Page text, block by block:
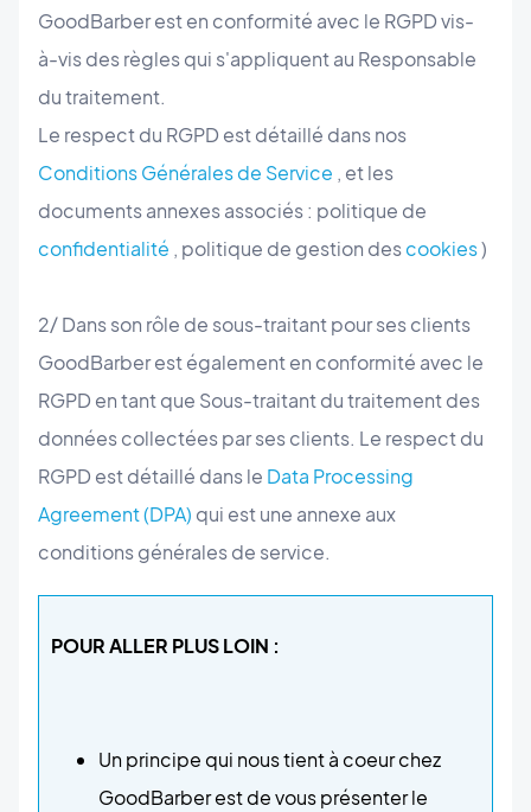
GoodBarber est en conformité avec le RGPD vis-
à-vis des règles qui s'appliquent au Responsable
du traitement.
Le respect du RGPD est détaillé dans nos
Conditions Générales de Service , et les
documents annexes associés : politique de
confidentialité , politique de gestion descookies)
2/ Dans son rôle de sous-traitant pour ses clients
GoodBarber est également en conformité avec le
RGPD en tant que Sous-traitant du traitement des
données collectées par ses clients. Le respect du
RGPD est détaillé dans le Data Processing
Agreement (DPA) qui est une annexe aux
conditions générales de service.
POUR ALLER PLUS LOIN :
Un principe qui nous tient à coeur chez
GoodBarber est de vous présenter le